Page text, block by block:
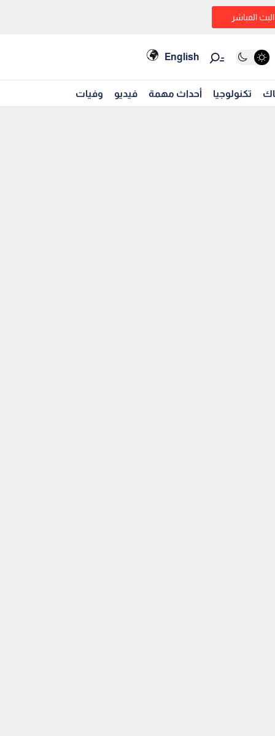
البث المباشر
English
تكنولوجيا أحداث مهمة فيديو وفيات